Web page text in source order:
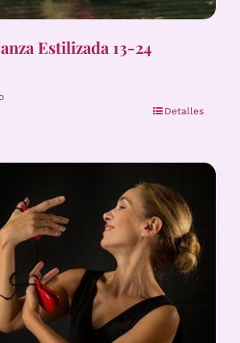
Estilizada 13-24
Detalles